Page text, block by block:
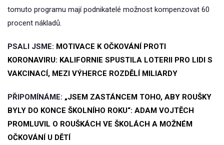
tomuto programu mají podnikatelé možnost kompenzovat 60
procent nákladů.
PSALI JSME: MOTIVACE K OČKOVÁNÍ PROTI
KORONAVIRU: KALIFORNIE SPUSTILA LOTERII PRO LIDI S
VAKCINACÍ, MEZI VÝHERCE ROZDĚLÍ MILIARDY
PŘIPOMÍNÁME: „JSEM ZASTÁNCEM TOHO, ABY ROUŠKY
BYLY DO KONCE ŠKOLNÍHO ROKU“: ADAM VOJTĚCH
PROMLUVIL O ROUŠKÁCH VE ŠKOLÁCH A MOŽNÉM
OČKOVÁNÍ U DĚTÍ